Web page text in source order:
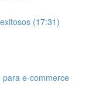
(17:31)
para e-commerce